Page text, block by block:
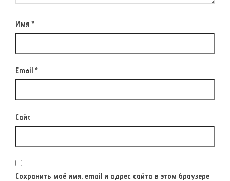
Имя *
Email *
Сайт
Сохранить моё имя, email и адрес сайта в этом браузере